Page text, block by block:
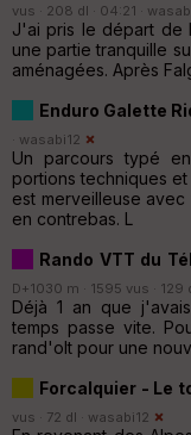
vus · 208 dl · 04:21 ·
J'ai pris le départ de
une partie tranquille
aménagées. Après
Enduro Galette
· wasabi12
Un parcours typé
portions techniques
est merveilleuse
en contrebas. L
Rando VTT du
D+1030 m · 1595 vus · 129
Déjà 1 an que
temps passe vite.
rand'olt pour une
Forcalquier - Le
vus · 72 dl · wasabi12